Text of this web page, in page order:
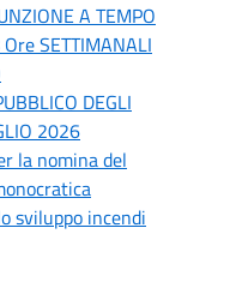
A TEMPO
SETTIMANALI
DEGLI
2026
la nomina del
sviluppo incendi